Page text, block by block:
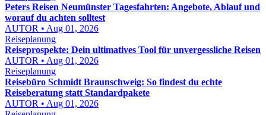
Peters Reisen Neumünster Tagesfahrten: Angebote, Ablauf und
worauf du achten solltest
AUTOR • Aug 01, 2026
Reiseplanung
Reiseprospekte: Dein ultimatives Tool für unvergessliche Reisen
AUTOR • Aug 01, 2026
Reiseplanung
Reisebüro Schmidt Braunschweig: So findest du echte
Reiseberatung statt Standardpakete
AUTOR • Aug 01, 2026